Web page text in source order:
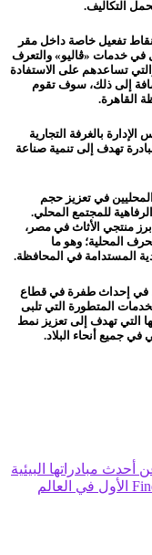
التكاليف.
تفعيل خاصة داخل مقر
في خدمات «ڤاليو» والتعرف
تساعدهم على الاستفادة
إلى ذلك، سوف تقوم
القاهرة.
بالغرفة التجارية
تهدف إلى تنمية صناعة
في تعزيز حجم
للمجتمع المحلي.
منتجي الأثاث في مصر،
المحلية؛ وهو ما
المستدامة في المحافظة.
شركة «ڤاليو»، منذ إنشائها أواخر عام 2017، في إحداث طفرة في قطاع
المتطورة التي تلبى
التي تهدف إلى تعزيز نمط
جميع أنحاء البلاد.
مبادراتها البيئية
OPPO تطلق الهاتف الرائد Find X7 Ultra الأول في العالم